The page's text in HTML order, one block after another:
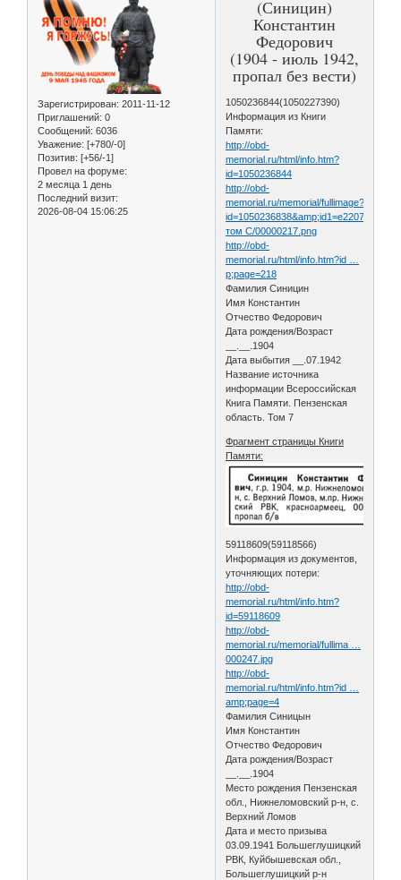
Зарегистрирован: 2011-11-12
Приглашений: 0
Сообщений: 6036
Уважение: [+780/-0]
Позитив: [+56/-1]
Провел на форуме:
2 месяца 1 день
Последний визит:
2026-08-04 15:06:25
(Синицин)
Константин
Федорович
(1904 - июль 1942,
пропал без вести)
1050236844(1050227390)
Информация из Книги
Памяти:
http://obd-
memorial.ru/html/info.htm?
id=1050236844
http://obd-
memorial.ru/memorial/fullimage?
том С/00000217.png
http://obd-
memorial.ru/html/info.htm?id …
p;page=218
Фамилия Синицин
Имя Константин
Отчество Федорович
Дата рождения/Возраст
__.__.1904
Дата выбытия __.07.1942
Название источника
информации Всероссийская
Книга Памяти. Пензенская
область. Том 7
Фрагмент страницы Книги
Памяти:
59118609(59118566)
Информация из документов,
уточняющих потери:
http://obd-
memorial.ru/html/info.htm?
id=59118609
http://obd-
memorial.ru/memorial/fullima …
000247.jpg
http://obd-
memorial.ru/html/info.htm?id …
amp;page=4
Фамилия Синицын
Имя Константин
Отчество Федорович
Дата рождения/Возраст
__.__.1904
Место рождения Пензенская
обл., Нижнеломовский р-н, с.
Верхний Ломов
Дата и место призыва
03.09.1941 Большеглушицкий
РВК, Куйбышевская обл.,
Большеглушицкий р-н